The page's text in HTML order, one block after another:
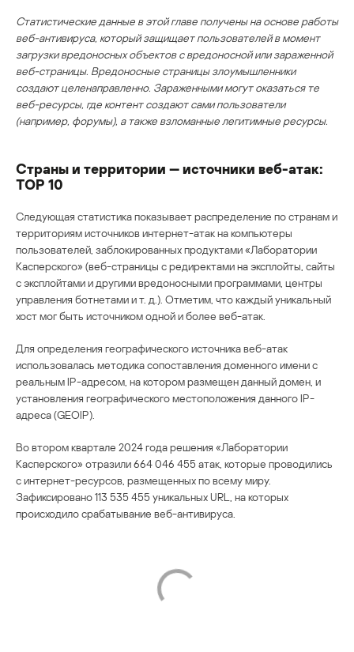
Статистические данные в этой главе получены на основе работы
веб-антивируса, который защищает пользователей в момент
загрузки вредоносных объектов с вредоносной или зараженной
веб-страницы. Вредоносные страницы злоумышленники
создают целенаправленно. Зараженными могут оказаться те
веб-ресурсы, где контент создают сами пользователи
(например, форумы), а также взломанные легитимные ресурсы.
Страны и территории — источники веб-атак:
TOP 10
Следующая статистика показывает распределение по странам и
территориям источников интернет-атак на компьютеры
пользователей, заблокированных продуктами «Лаборатории
Касперского» (веб-страницы с редиректами на эксплойты, сайты
с эксплойтами и другими вредоносными программами, центры
управления ботнетами и т. д.). Отметим, что каждый уникальный
хост мог быть источником одной и более веб-атак.
Для определения географического источника веб-атак
использовалась методика сопоставления доменного имени с
реальным IP-адресом, на котором размещен данный домен, и
установления географического местоположения данного IP-
адреса (GEOIP).
Во втором квартале 2024 года решения «Лаборатории
Касперского» отразили 664 046 455 атак, которые проводились
с интернет-ресурсов, размещенных по всему миру.
Зафиксировано 113 535 455 уникальных URL, на которых
происходило срабатывание веб-антивируса.